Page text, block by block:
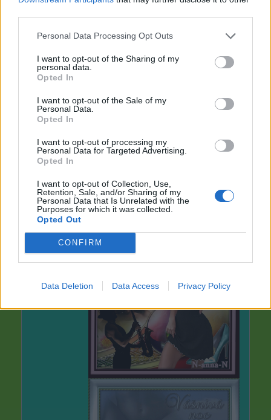
Personal Data Processing Opt Outs
I want to opt-out of the Sharing of my
personal data.
Opted In
I want to opt-out of the Sale of my
Personal Data.
Opted In
I want to opt-out of processing my
Personal Data for Targeted Advertising.
Opted In
I want to opt-out of Collection, Use,
Retention, Sale, and/or Sharing of my
Personal Data that Is Unrelated with the
Purposes for which it was collected.
Opted Out
CONFIRM
Data Deletion Data Access Privacy Policy
krasny vecer zlaticko v sobotu odjizdim